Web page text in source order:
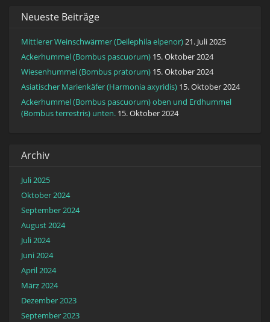
Neueste Beiträge
Mittlerer Weinschwärmer (Deilephila elpenor)21. Juli 2025
Ackerhummel (Bombus pascuorum) 15. Oktober 2024
Wiesenhummel (Bombus pratorum) 15. Oktober 2024
Asiatischer Marienkäfer (Harmonia axyridis) 15. Oktober 2024
Ackerhummel (Bombus pascuorum) oben und Erdhummel
(Bombus terrestris) unten. 15. Oktober 2024
Archiv
Juli 2025
Oktober 2024
September 2024
August 2024
Juli 2024
Juni 2024
April 2024
März 2024
Dezember 2023
September 2023